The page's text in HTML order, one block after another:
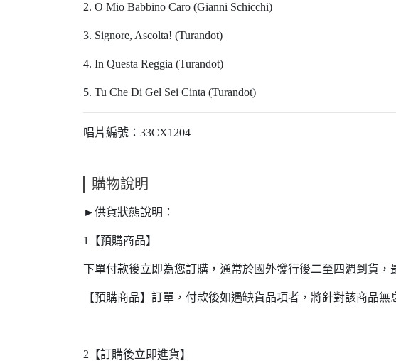
2. O Mio Babbino Caro (Gianni Schicchi)
3. Signore, Ascolta! (Turandot)
4. In Questa Reggia (Turandot)
5. Tu Che Di Gel Sei Cinta (Turandot)
唱片編號：33CX1204
購物說明
►供貨狀態說明：
1【預購商品】
下單付款後立即為您訂購，通常於國外發行後二至四週到貨，
【預購商品】訂單，付款後如遇缺貨品項者，將針對該商品無
2【訂購後立即進貨】